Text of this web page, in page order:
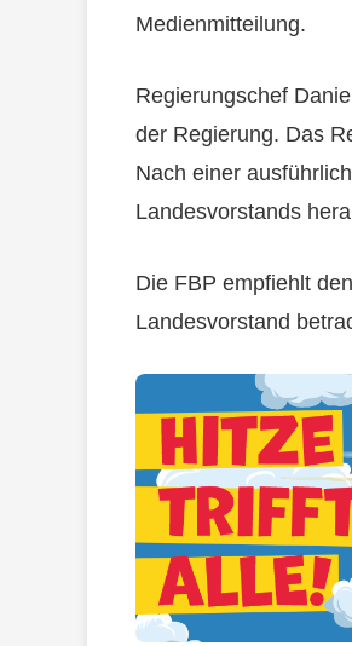
Medienmitteilung.
Regierungschef
der Regierung. Das
Nach einer
Landesvorstands
Die FBP empfiehlt
Landesvorstand